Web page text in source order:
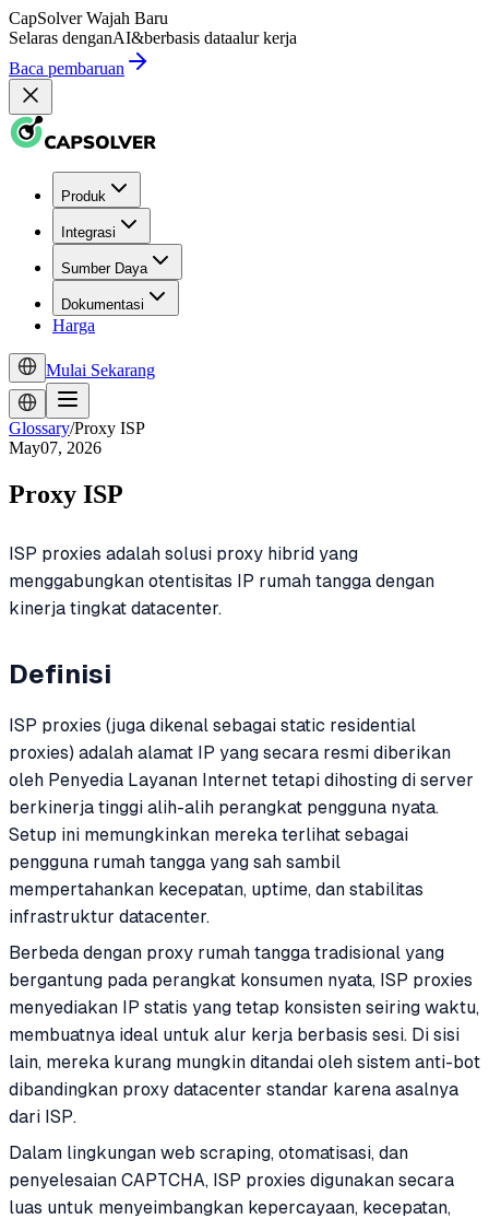
CapSolver Wajah Baru
Selaras denganAI&berbasis dataalur kerja
Baca pembaruan
Produk
Integrasi
Sumber Daya
Dokumentasi
Harga
Mulai Sekarang
Glossary/Proxy ISP
May07, 2026
Proxy ISP
ISP proxies adalah solusi proxy hibrid yang
menggabungkan otentisitas IP rumah tangga dengan
kinerja tingkat datacenter.
Definisi
ISP proxies (juga dikenal sebagai static residential
proxies) adalah alamat IP yang secara resmi diberikan
oleh Penyedia Layanan Internet tetapi dihosting di server
berkinerja tinggi alih-alih perangkat pengguna nyata.
Setup ini memungkinkan mereka terlihat sebagai
pengguna rumah tangga yang sah sambil
mempertahankan kecepatan, uptime, dan stabilitas
infrastruktur datacenter.
Berbeda dengan proxy rumah tangga tradisional yang
bergantung pada perangkat konsumen nyata, ISP proxies
menyediakan IP statis yang tetap konsisten seiring waktu,
membuatnya ideal untuk alur kerja berbasis sesi. Di sisi
lain, mereka kurang mungkin ditandai oleh sistem anti-bot
dibandingkan proxy datacenter standar karena asalnya
dari ISP.
Dalam lingkungan web scraping, otomatisasi, dan
penyelesaian CAPTCHA, ISP proxies digunakan secara
luas untuk menyeimbangkan kepercayaan, kecepatan,